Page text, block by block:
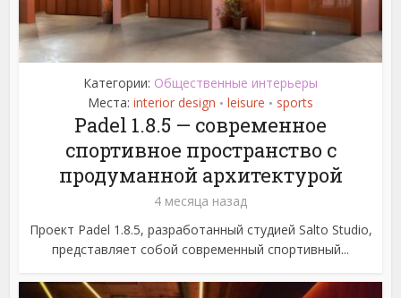
Категории: Общественные интерьеры
Места: interior design • leisure • sports
Padel 1.8.5 — современное
спортивное пространство с
продуманной архитектурой
4 месяца назад
Проект Padel 1.8.5, разработанный студией Salto Studio,
представляет собой современный спортивный...